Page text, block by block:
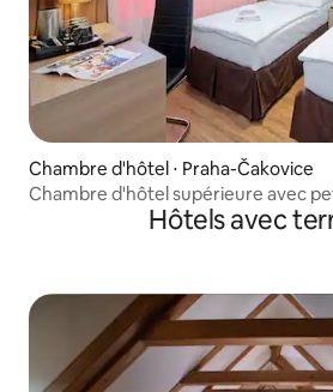
Chambre d'hôtel ⋅ Praha-Čakovice
Chambre d'hôtel supérieure avec
Hôtels avec